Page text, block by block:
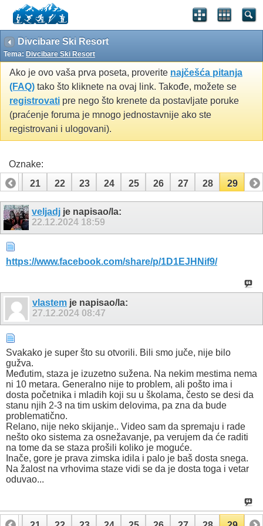
Divcibare Ski Resort
Tema: Divcibare Ski Resort
Ako je ovo vaša prva poseta, proverite najčešća pitanja
(FAQ) tako što kliknete na ovaj link. Takođe, možete se
registrovati pre nego što krenete da postavljate poruke
(praćenje foruma je mnogo jednostavnije ako ste
registrovani i ulogovani).
Oznake:
20
21 22 23 24 25 26 27 28 29
veljadj je napisao/la:
22.12.2024 18:59
https://www.facebook.com/share/p/1D1EJHNif9/
vlastem je napisao/la:
27.12.2024 08:47
Svakako je super što su otvorili. Bili smo juče, nije bilo
gužva.
Međutim, staza je izuzetno sužena. Na nekim mestima nema
ni 10 metara. Generalno nije to problem, ali pošto ima i
dosta početnika i mladih koji su u školama, često se desi da
stanu njih 2-3 na tim uskim delovima, pa zna da bude
problematično.
Relano, nije neko skijanje.. Video sam da spremaju i rade
nešto oko sistema za osnežavanje, pa verujem da će raditi
na tome da se staza prošili koliko je moguće.
Inače, gore je prava zimska idila i palo je baš dosta snega.
Na žalost na vrhovima staze vidi se da je dosta toga i vetar
oduvao...